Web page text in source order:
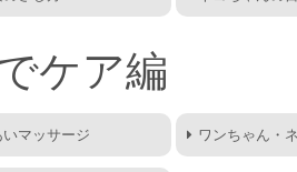
ケア編
マッサージ ワンちゃん・